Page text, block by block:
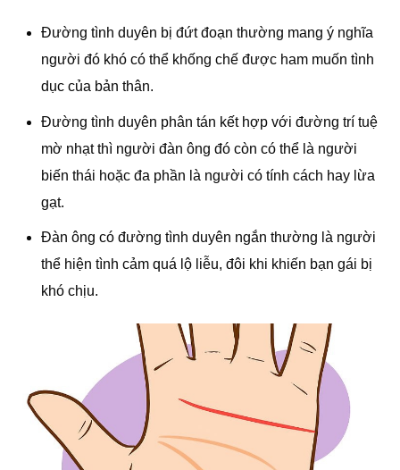
Đường tình duyên bị đứt đoạn thường mang ý nghĩa
người đó khó có thể khống chế được ham muốn tình
dục của bản thân.
Đường tình duyên phân tán kết hợp với đường trí tuệ
mờ nhạt thì người đàn ông đó còn có thể là người
biến thái hoặc đa phần là người có tính cách hay lừa
gạt.
Đàn ông có đường tình duyên ngắn thường là người
thể hiện tình cảm quá lộ liễu, đôi khi khiến bạn gái bị
khó chịu.